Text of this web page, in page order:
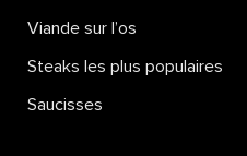
Viande sur l’os
Steaks les plus populaires
Saucisses